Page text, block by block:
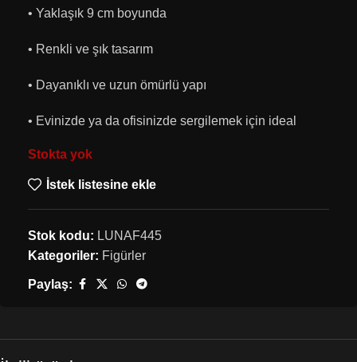
• Yaklaşık 9 cm boyunda
• Renkli ve şık tasarım
• Dayanıklı ve uzun ömürlü yapı
• Evinizde ya da ofisinizde sergilemek için ideal
Stokta yok
İstek listesine ekle
Stok kodu: LUNAF445
Kategoriler: Figürler
Paylaş: